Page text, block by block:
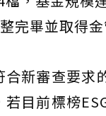
完畢並取得
新審查要求
目前標榜